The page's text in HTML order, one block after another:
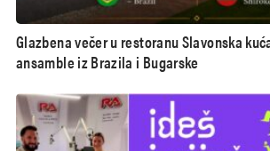
Glazbena večer u restoranu Slavonska
ansamble iz Brazila i Bugarske